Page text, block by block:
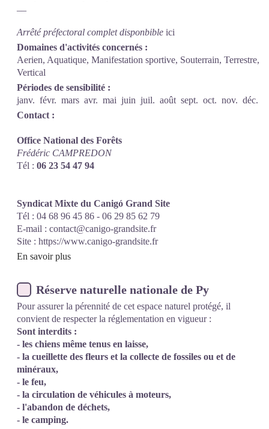
Arrêté préfectoral complet disponbible ici
Domaines d'activités concernés :
Aerien, Aquatique, Manifestation sportive, Souterrain, Terrestre,
Vertical
Périodes de sensibilité :
janv. févr. mars avr. mai juin juil. août sept. oct. nov. déc.
Contact :
Office National des Forêts
Frédéric CAMPREDON
Tél : 06 23 54 47 94
Syndicat Mixte du Canigó Grand Site
Tél : 04 68 96 45 86 - 06 29 85 62 79
E-mail : contact@canigo-grandsite.fr
Site : https://www.canigo-grandsite.fr
En savoir plus
Réserve naturelle nationale de Py
Pour assurer la pérennité de cet espace naturel protégé, il
convient de respecter la réglementation en vigueur :
Sont interdits :
- les chiens même tenus en laisse,
- la cueillette des fleurs et la collecte de fossiles ou et de
minéraux,
- le feu,
- la circulation de véhicules à moteurs,
- l'abandon de déchets,
- le camping.